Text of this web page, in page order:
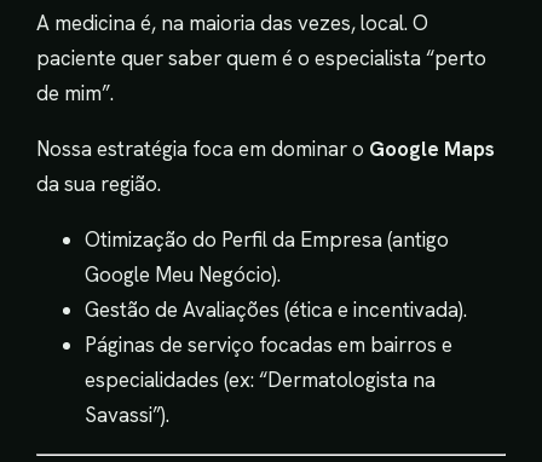
A medicina é, na maioria das vezes, local. O
paciente quer saber quem é o especialista “perto
de mim”.
Nossa estratégia foca em dominar o Google Maps
da sua região.
Otimização do Perfil da Empresa (antigo
Google Meu Negócio).
Gestão de Avaliações (ética e incentivada).
Páginas de serviço focadas em bairros e
especialidades (ex: “Dermatologista na
Savassi”).